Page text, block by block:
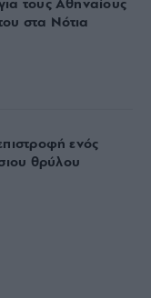
τους Αθηναίους
στα Νότια
ενός
θρύλου